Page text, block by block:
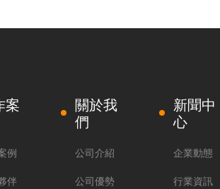
案
例
伴
關於我
們
公司介紹
公司優勢
新聞中
心
企業動態
行業資訊